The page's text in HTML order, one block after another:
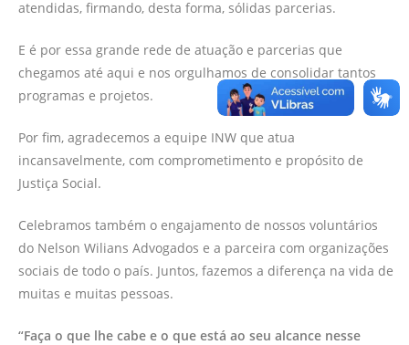
atendidas, firmando, desta forma, sólidas parcerias.
E é por essa grande rede de atuação e parcerias que
chegamos até aqui e nos orgulhamos de consolidar tantos
programas e projetos.
Por fim, agradecemos a equipe INW que atua
incansavelmente, com comprometimento e propósito de
Justiça Social.
Celebramos também o engajamento de nossos voluntários
do Nelson Wilians Advogados e a parceira com organizações
sociais de todo o país. Juntos, fazemos a diferença na vida de
muitas e muitas pessoas.
“Faça o que lhe cabe e o que está ao seu alcance nesse